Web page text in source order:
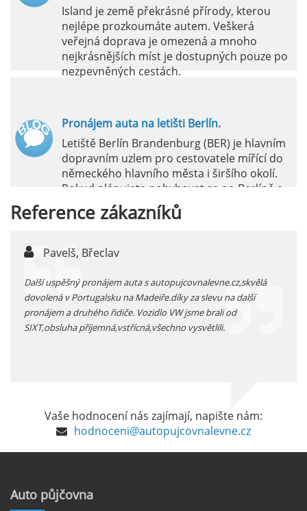
Island je země překrásné přírody, kterou
nejlépe prozkoumáte autem. Veškerá
veřejná doprava je omezená a mnoho
nejkrásnějších míst je dostupných pouze po
nezpevněných cestách.
Pronájem auta na letišti Berlín.
Letiště Berlín Brandenburg (BER) je hlavním
dopravním uzlem pro cestovatele mířící do
německého hlavního města i širšího okolí.
Pokud plánujete pohybovat se po Berlíně a
okolních regionech bez omezení, pronájem
auta přímo na letišti je ideální volbou.
Letiště Marseille, oficiálně známé jako
mezinárodní letiště Marseille-Provence, je
hlavní vstupní branou do regionu Provence
a nachází se přibližně 27 km od centra města
Půjčení auta na letišti v Alicante je výborný
způsob, jak pohodlně objevovat město i jeho
okolí. Letiště Alicante-Elche, hlavní vstupní
číst :celý článek
Reference zákazníků
Pavelš, Břeclav
Další uspěšný pronájem auta s autopujcovnalevne.cz,skvělá
dovolená v Portugalsku na Madeiře.díky za slevu na další
pronájem a druhého řidiče. Vozidlo VW jsme brali od
SIXT,obsluha příjemná,vstřícná,všechno vysvětlili.
Vaše hodnocení nás zajímají, napište nám:
hodnoceni@autopujcovnalevne.cz
Auto půjčovna